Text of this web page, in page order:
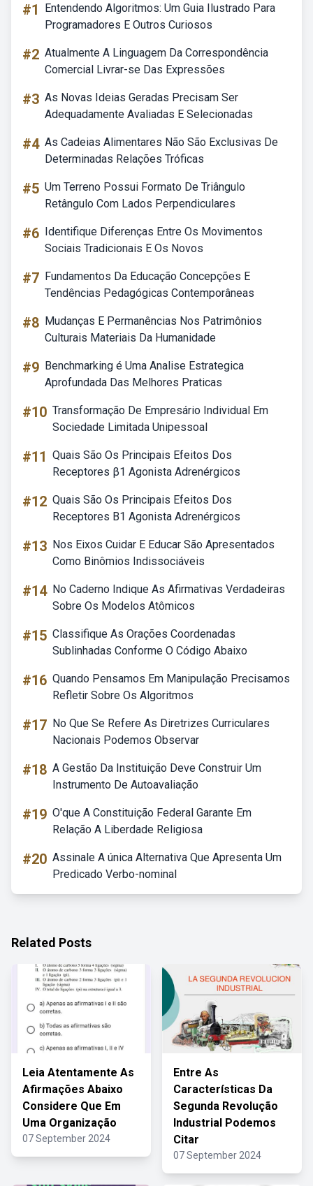
#1
Entendendo Algoritmos: Um Guia Ilustrado Para
Programadores E Outros Curiosos
#2 Atualmente A Linguagem Da Correspondência
Comercial Livrar-se Das Expressões
#3 As Novas Ideias Geradas Precisam Ser
Adequadamente Avaliadas E Selecionadas
#4 As Cadeias Alimentares Não São Exclusivas De
Determinadas Relações Tróficas
#5 Um Terreno Possui Formato De Triângulo
Retângulo Com Lados Perpendiculares
#6 Identifique Diferenças Entre Os Movimentos
Sociais Tradicionais E Os Novos
#7 Fundamentos Da Educação Concepções E
Tendências Pedagógicas Contemporâneas
#8 Mudanças E Permanências Nos Patrimônios
Culturais Materiais Da Humanidade
#9 Benchmarking é Uma Analise Estrategica
Aprofundada Das Melhores Praticas
#10 Transformação De Empresário Individual Em
Sociedade Limitada Unipessoal
#11 Quais São Os Principais Efeitos Dos
Receptores β1 Agonista Adrenérgicos
#12 Quais São Os Principais Efeitos Dos
Receptores B1 Agonista Adrenérgicos
#13 Nos Eixos Cuidar E Educar São Apresentados
Como Binômios Indissociáveis
#14 No Caderno Indique As Afirmativas Verdadeiras
Sobre Os Modelos Atômicos
#15 Classifique As Orações Coordenadas
Sublinhadas Conforme O Código Abaixo
#16 Quando Pensamos Em Manipulação Precisamos
Refletir Sobre Os Algoritmos
#17 No Que Se Refere As Diretrizes Curriculares
Nacionais Podemos Observar
#18 A Gestão Da Instituição Deve Construir Um
Instrumento De Autoavaliação
#19 O'que A Constituição Federal Garante Em
Relação A Liberdade Religiosa
#20 Assinale A única Alternativa Que Apresenta Um
Predicado Verbo-nominal
Related Posts
Leia Atentamente As
Afirmações Abaixo
Considere Que Em
Uma Organização
07 September 2024
Entre As
Características Da
Segunda Revolução
Industrial Podemos
Citar
07 September 2024